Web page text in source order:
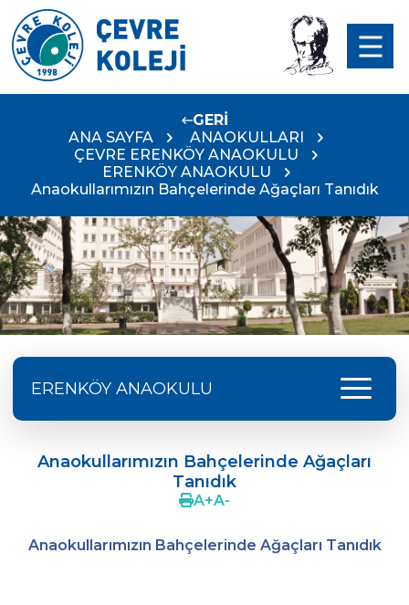
GERİ
ANA SAYFA
ANAOKULLARI
ÇEVRE ERENKÖY ANAOKULU
ERENKÖY ANAOKULU
Anaokullarımızın Bahçelerinde Ağaçları Tanıdık
ERENKÖY ANAOKULU menu
FONEM “Okuma Yazmaya Hazırlık
Anaokullarımızın Bahçelerinde Ağaçları
Tanıdık
A+A-
Anaokullarımızın Bahçelerinde Ağaçları Tanıdık